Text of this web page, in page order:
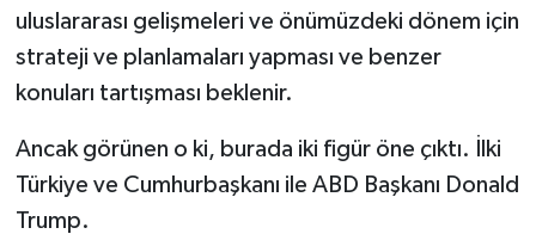
uluslararası gelişmeleri ve önümüzdeki dönem için
strateji ve planlamaları yapması ve benzer
konuları tartışması beklenir.
Ancak görünen o ki, burada iki figür öne çıktı. İlki
Türkiye ve Cumhurbaşkanı ile ABD Başkanı Donald
Trump.